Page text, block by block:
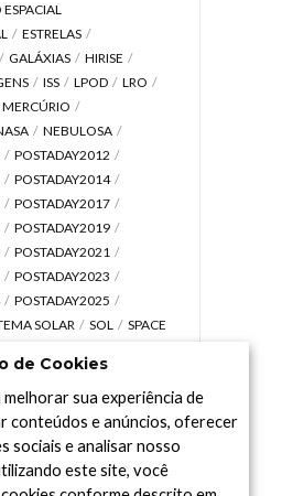
ESPACIAL
ESTRELAS
GALÁXIAS
HIRISE
ISS LPOD
LRO
MERCÚRIO
NEBULOSA
POSTADAY2012
POSTADAY2014
POSTADAY2017
POSTADAY2019
POSTADAY2021
POSTADAY2023
POSTADAY2025
SOLAR SOL
SPACE
de Cookies
sua experiência de
conteúdos e anúncios, oferecer
sociais e analisar nosso
este site, você